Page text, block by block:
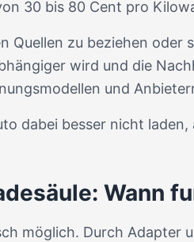
30 bis 80 Cent pro
zu beziehen oder
wird und die
und
dabei besser nicht
Wann
möglich. Durch Adapter